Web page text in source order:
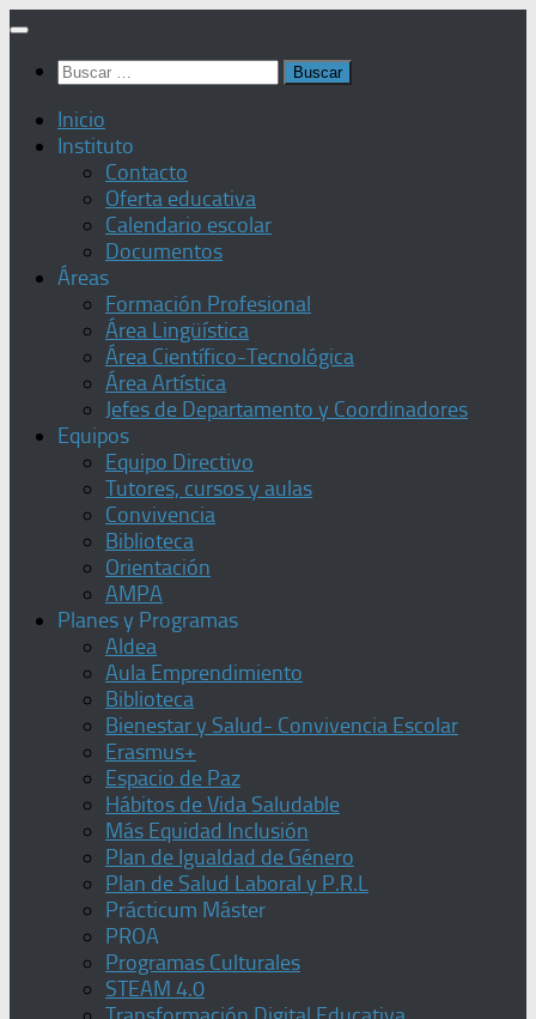
Saltar
contenido
Buscar:
Inicio
Instituto
Contacto
Oferta educativa
Calendario escolar
Documentos
Áreas
Formación Profesional
Área Lingüística
Área Científico-Tecnológica
Área Artística
Jefes de Departamento y Coordinadores
Equipos
Equipo Directivo
Tutores, cursos y aulas
Convivencia
Biblioteca
Orientación
AMPA
Planes y Programas
Aldea
Aula Emprendimiento
Biblioteca
Bienestar y Salud- Convivencia Escolar
Erasmus+
Espacio de Paz
Hábitos de Vida Saludable
Más Equidad Inclusión
Plan de Igualdad de Género
Plan de Salud Laboral y P.R.L
Prácticum Máster
PROA
Programas Culturales
STEAM 4.0